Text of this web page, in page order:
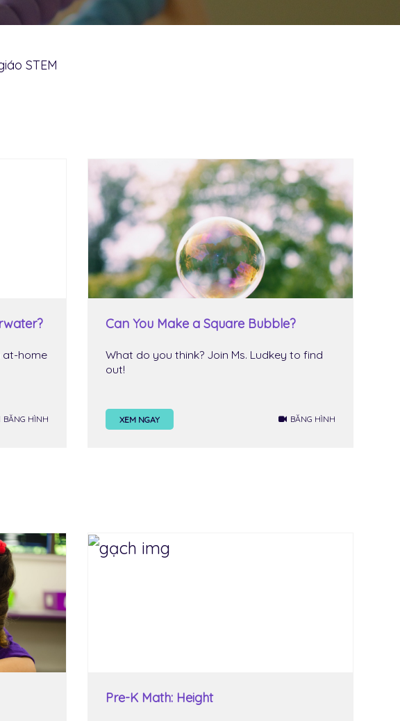
STEM
at-home
BĂNG HÌNH
Can You Make a Square Bubble?
What do you think? Join Ms. Ludkey to find
out!
XEM NGAY BĂNG HÌNH
Pre-K Math: Height